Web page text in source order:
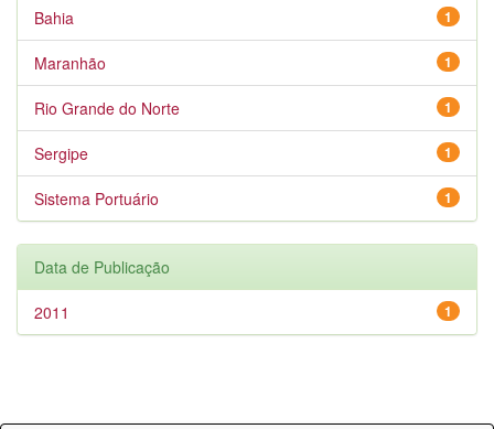
1
Bahia
1
Maranhão
1
Rio Grande do Norte
1
Sergipe
1
Sistema Portuário
Data de Publicação
1
2011